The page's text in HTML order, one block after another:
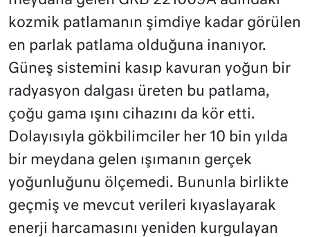
kozmik patlamanın şimdiye kadar görülen
en parlak patlama olduğuna inanıyor.
Güneş sistemini kasıp kavuran yoğun bir
radyasyon dalgası üreten bu patlama,
çoğu gama ışını cihazını da kör etti.
Dolayısıyla gökbilimciler her 10 bin yılda
bir meydana gelen ışımanın gerçek
yoğunluğunu ölçemedi. Bununla birlikte
geçmiş ve mevcut verileri kıyaslayarak
enerji harcamasını yeniden kurgulayan